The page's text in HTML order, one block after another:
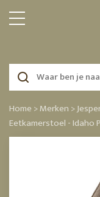
Home >Merken >
Eetkamerstoel - Idaho